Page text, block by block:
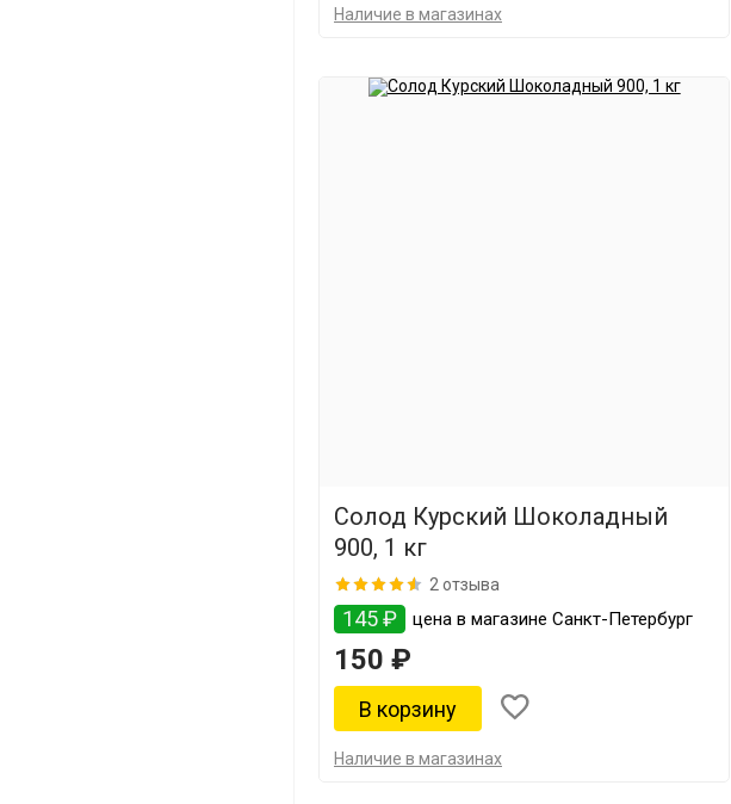
Наличие в магазинах
Солод Курский Шоколадный
900, 1 кг
2 отзыва
145 ₽ цена в магазине Санкт-Петербург
150 ₽
Наличие в магазинах